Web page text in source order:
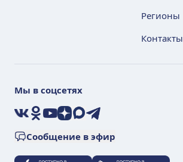
Регионы
Контакты
Мы в соцсетях
VKOkYouTube
ДзенMaxTelegram
Сообщение в эфир